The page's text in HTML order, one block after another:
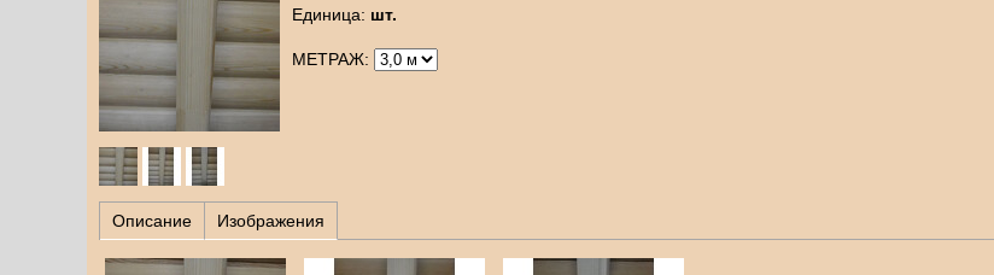
Единица: шт.
МЕТРАЖ:
Описание Изображения